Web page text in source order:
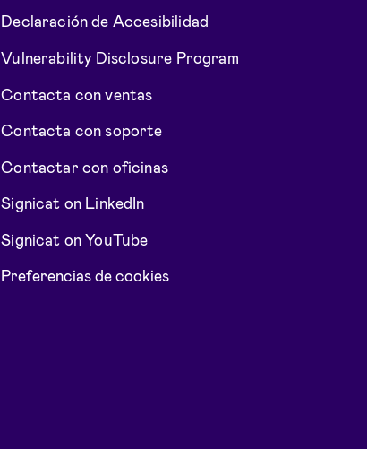
Declaración de Accesibilidad
Vulnerability Disclosure Program
Contacta con ventas
Contacta con soporte
Contactar con oficinas
Signicat on LinkedIn
Signicat on YouTube
Preferencias de cookies